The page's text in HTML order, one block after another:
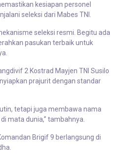
kesiapan personel
seleksi dari Mabes TNI.
seleksi resmi. Begitu ada
pasukan terbaik untuk
2 Kostrad Mayjen TNI Susilo
prajurit dengan standar
tetapi juga membawa nama
mata dunia,” tambahnya.
Brigif 9 berlangsung di